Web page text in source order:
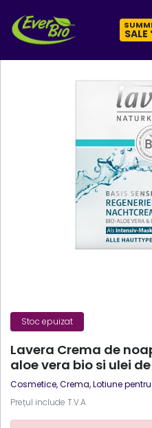
SALE
Stoc epuizat
Lavera Crema de
aloe vera bio si ulei
Cosmetice,Crema, Lotiune
Prețul include T.V.A